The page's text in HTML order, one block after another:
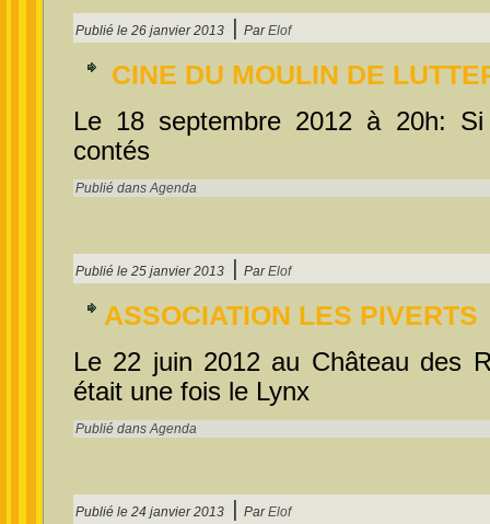
Publié le 26 janvier 2013 Par Elof
CINE DU MOULIN DE
Le 18 septembre 2012 à 20h: Si
contés
Publié dans Agenda
Publié le 25 janvier 2013 Par Elof
ASSOCIATION LES PIVERTS
Le 22 juin 2012 au Château des
était une fois le Lynx
Publié dans Agenda
Publié le 24 janvier 2013 Par Elof